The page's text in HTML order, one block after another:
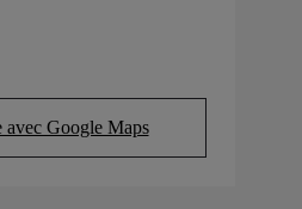
avec Google Maps
(Opens in new tab)